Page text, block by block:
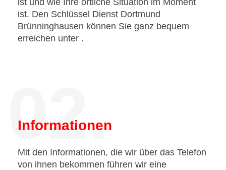
ist und wie Ihre örtliche Situation im Moment
ist. Den Schlüssel Dienst Dortmund
Brünninghausen können Sie ganz bequem
erreichen unter .
02.
Informationen
Mit den Informationen, die wir über das Telefon
von ihnen bekommen führen wir eine